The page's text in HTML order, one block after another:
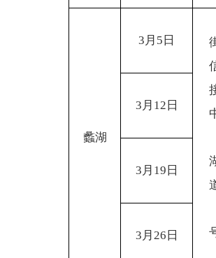
蠡湖
3 月5日
3 月12日
3 月19日
3 月26日